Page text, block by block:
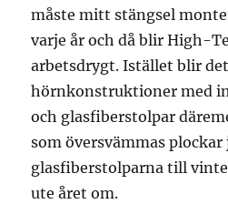
måste mitt stängsel
varje år och då blir High-
arbetsdrygt. Istället blir
hörnkonstruktioner med
och glasfiberstolpar
som översvämmas plockar
glasfiberstolparna till
ute året om.